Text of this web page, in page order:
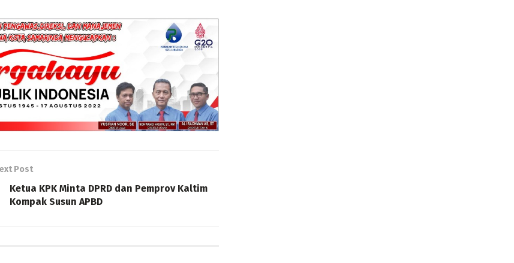
Post
Ketua KPK Minta DPRD dan Pemprov Kaltim
Kompak Susun APBD